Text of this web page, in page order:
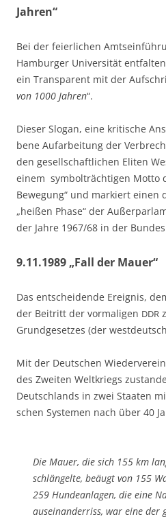
Jahren“
Bei der fei­er­li­chen
Ham­bur­ger Uni­ver­si­tät
ein Trans­pa­rent mit der
von 1000 Jah­ren“.
Die­ser Slo­gan, eine kri­ti­sche
be­ne Auf­ar­bei­tung der
den gesell­schaft­li­chen Eli­ten
einem sym­bol­träch­ti­gen Mot­to
Bewe­gung“ und mar­kiert einen
„hei­ßen Pha­se“ der
der Jah­re 1967/68 in der
9.11.1989 „Fall der Mauer“
Das ent­schei­den­de Ereig­nis,
der Bei­tritt der vor­ma­li­gen DDR
Grund­ge­set­zes (der
Mit der Deut­schen
des Zwei­ten Welt­kriegs
Deutsch­lands in zwei Staa­ten
schen Sys­te­men nach über 40
Die Mau­er, die sich 155 km
schlän­gel­te, beäugt von 155
259 Hun­de­an­la­gen, die eine
aus­ein­an­der­riss, war eine der